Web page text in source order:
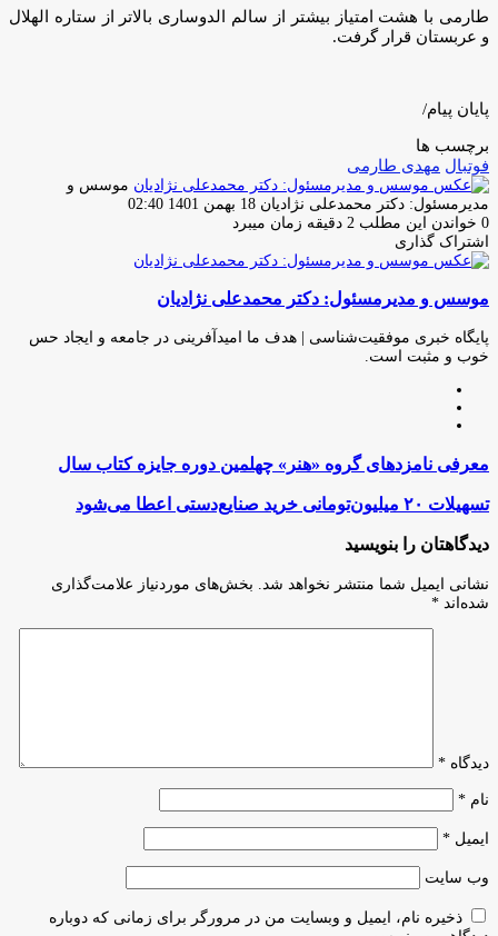
طارمی با هشت امتیاز بیشتر از سالم الدوساری بالاتر از ستاره الهلال
و عربستان قرار گرفت.
پایان پیام/
برچسب ها
فوتبال مهدی طارمی
موسس و
مدیرمسئول: دکتر محمدعلی نژادیان ارسال
ایمیل
18 بهمن 1401 02:40
0 خواندن این مطلب 2 دقیقه زمان میبرد
اشتراک گذاری
فیس
توئیتر
لینکدین
واتس
تلگرام
اشتراک
از
ایمیل
چاپ
موسس و مدیرمسئول: دکتر محمدعلی نژادیان
پایگاه خبری موفقیت‌شناسی | هدف ما امیدآفرینی در جامعه و ایجاد حس
خوب و مثبت است.
معرفی
نامزدهای
گروه
«هنر»
چهلمین
دوره
جایزه
کتاب
سال
معرفی نامزدهای گروه «هنر» چهلمین دوره جایزه کتاب سال
تسهیلات
میلیون‌تومانی
صنایع‌دستی
اعطا
تسهیلات ۲۰ میلیون‌تومانی خرید صنایع‌دستی اعطا می‌شود
دیدگاهتان را بنویسید
نشانی ایمیل شما منتشر نخواهد شد.
بخش‌های موردنیاز علامت‌گذاری
شده‌اند *
دیدگاه *
نام *
ایمیل *
وب‌ سایت
ذخیره نام، ایمیل و وبسایت من در مرورگر برای زمانی که دوباره